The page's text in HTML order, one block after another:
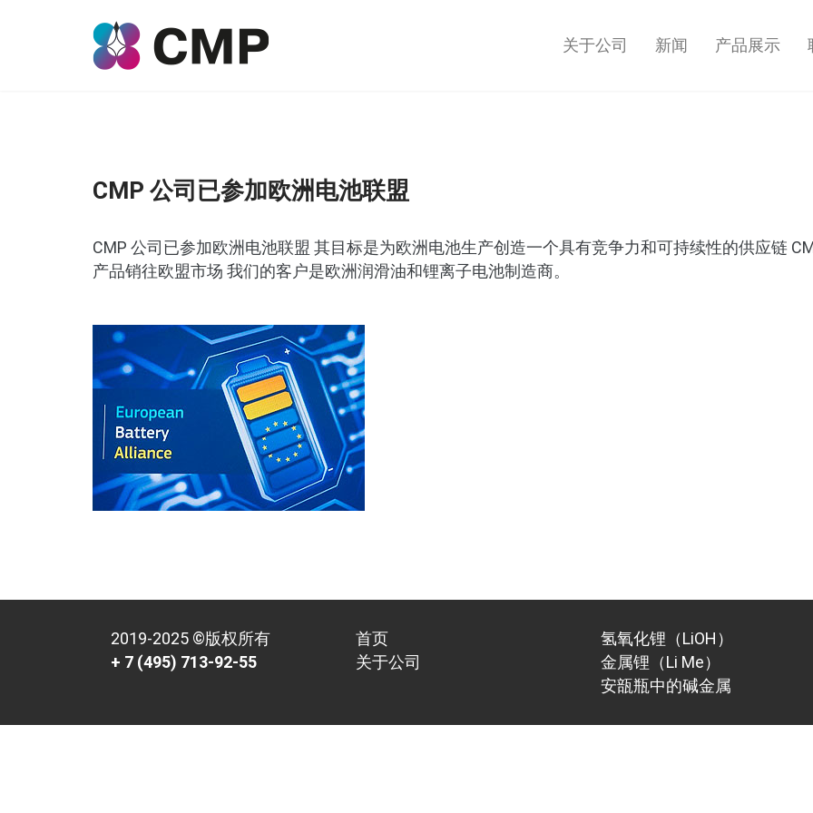
关于公司 新闻 产品展示
CMP 公司已参加欧洲电池联盟
CMP 公司已参加欧洲电池联盟 其目标是为欧洲电池生产创造一个具有竞争力和可持续性的供应链
产品销往欧盟市场 我们的客户是欧洲润滑油和锂离子电池制造商。
2019-2025 ©版权所有
+ 7 (495) 713-92-55
首页
关于公司
氢氧化锂（LiOH）
金属锂（Li Me）
安瓿瓶中的碱金属